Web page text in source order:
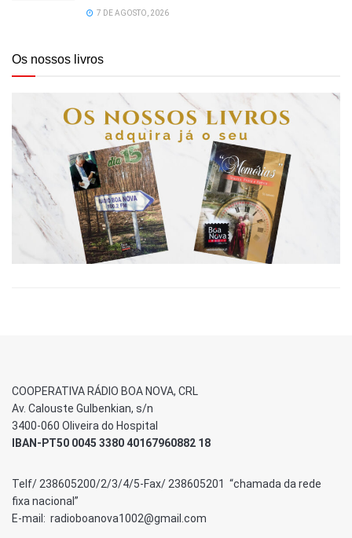
7 DE AGOSTO, 2026
Os nossos livros
COOPERATIVA RÁDIO BOA NOVA, CRL
Av. Calouste Gulbenkian, s/n
3400-060 Oliveira do Hospital
IBAN-PT50 0045 3380 40167960882 18
Telf/ 238605200/2/3/4/5-Fax/ 238605201 “chamada da rede
fixa nacional”
E-mail: radioboanova1002@gmail.com